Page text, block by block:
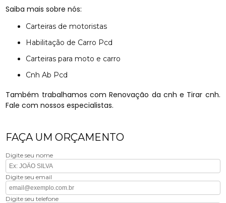
Saiba mais sobre nós:
Carteiras de motoristas
Habilitação de Carro Pcd
Carteiras para moto e carro
Cnh Ab Pcd
Também trabalhamos com Renovação da cnh e Tirar cnh.
Fale com nossos especialistas.
FAÇA UM ORÇAMENTO
Digite seu nome
Digite seu email
Digite seu telefone